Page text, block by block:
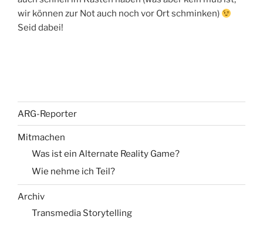
wir können zur Not auch noch vor Ort schminken)
Seid dabei!
ARG-Reporter
Mitmachen
Was ist ein Alternate Reality Game?
Wie nehme ich Teil?
Archiv
Transmedia Storytelling